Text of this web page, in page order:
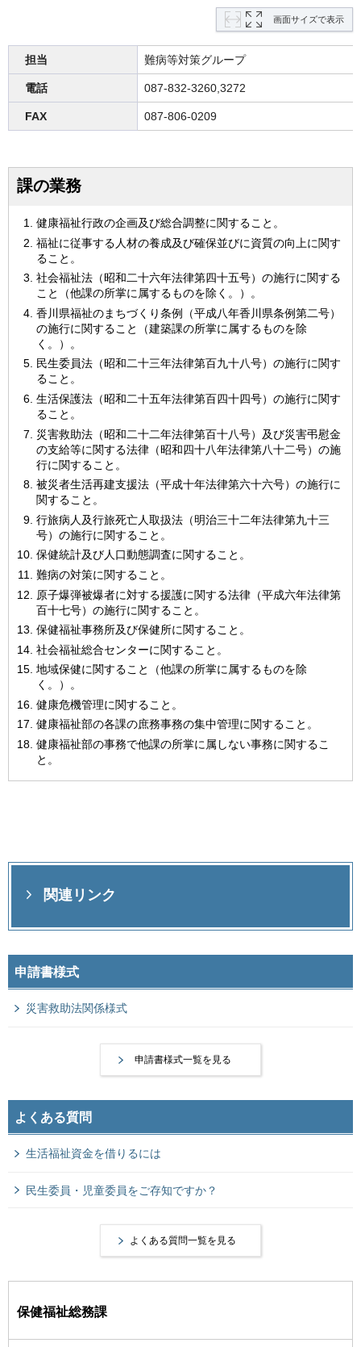
画面サイズで表示
担当 難病等対策グループ
電話 087-832-3260,3272
FAX 087-806-0209
課の業務
健康福祉行政の企画及び総合調整に関すること。
福祉に従事する人材の養成及び確保並びに資質の向上に関す
ること。
社会福祉法（昭和二十六年法律第四十五号）の施行に関する
こと（他課の所掌に属するものを除く。）。
香川県福祉のまちづくり条例（平成八年香川県条例第二号）
の施行に関すること（建築課の所掌に属するものを除
く。）。
民生委員法（昭和二十三年法律第百九十八号）の施行に関す
ること。
生活保護法（昭和二十五年法律第百四十四号）の施行に関す
ること。
災害救助法（昭和二十二年法律第百十八号）及び災害弔慰金
の支給等に関する法律（昭和四十八年法律第八十二号）の施
行に関すること。
被災者生活再建支援法（平成十年法律第六十六号）の施行に
関すること。
行旅病人及行旅死亡人取扱法（明治三十二年法律第九十三
号）の施行に関すること。
保健統計及び人口動態調査に関すること。
難病の対策に関すること。
原子爆弾被爆者に対する援護に関する法律（平成六年法律第
百十七号）の施行に関すること。
保健福祉事務所及び保健所に関すること。
社会福祉総合センターに関すること。
地域保健に関すること（他課の所掌に属するものを除
く。）。
健康危機管理に関すること。
健康福祉部の各課の庶務事務の集中管理に関すること。
健康福祉部の事務で他課の所掌に属しない事務に関するこ
と。
関連リンク
申請書様式
災害救助法関係様式
申請書様式一覧を見る
よくある質問
生活福祉資金を借りるには
民生委員・児童委員をご存知ですか？
よくある質問一覧を見る
保健福祉総務課